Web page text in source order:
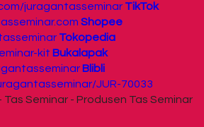
juragantasseminar TikTok
Shopee
Tokopedia
kit Bukalapak
Blibli
JUR-70033
Tas Seminar - Produsen Tas Seminar